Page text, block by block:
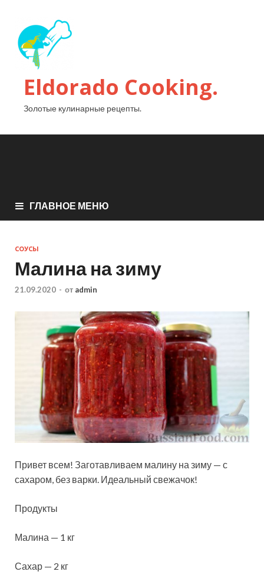
Eldorado Сooking.
Золотые кулинарные рецепты.
ГЛАВНОЕ МЕНЮ
СОУСЫ
Малина на зиму
21.09.2020 - от admin
Привет всем! Заготавливаем малину на зиму — с
сахаром, без варки. Идеальный свежачок!
Продукты
Малина — 1 кг
Сахар — 2 кг